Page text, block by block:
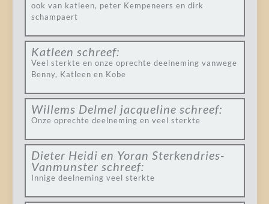
ook van katleen, peter Kempeneers en dirk
schampaert
Katleen schreef:
Veel sterkte en onze oprechte deelneming vanwege
Benny, Katleen en Kobe
Willems Delmel jacqueline schreef:
Onze oprechte deelneming en veel sterkte
Dieter Heidi en Yoran Sterkendries-
Vanmunster schreef:
Innige deelneming veel sterkte